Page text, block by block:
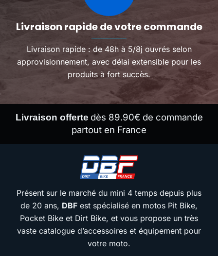
Livraison rapide de votre commande
Livraison rapide : de 48h à 5/8j ouvrés selon
approvisionnement, avec délai extensible pour les
produits à fort succès.
Livraison offerte dès 89.90€ de commande
partout en France
Présent sur le marché du mini 4 temps depuis plus
de 20 ans, DBF est spécialisé en motos Pit Bike,
Pocket Bike et Dirt Bike, et vous propose un très
vaste catalogue d’accessoires et équipement pour
votre moto.